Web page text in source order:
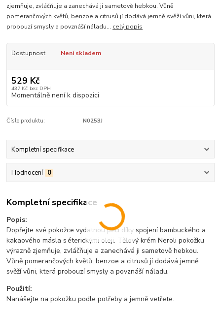
zjemňuje, zvláčňuje a zanechává ji sametově hebkou. Vůně
pomerančových květů, benzoe a citrusů jí dodává jemně svěží vůni, která
probouzí smysly a povznáší náladu... celý popis
Dostupnost Není skladem
529 Kč
437 Kč bez DPH
Momentálně není k dispozici
Číslo produktu: N0253J
Kompletní specifikace
Hodnocení 0
Kompletní specifikace
Popis:
Dopřejte své pokožce vydatnou péči díky spojení bambuckého a
kakaového másla s éterickými oleji. Tělový krém Neroli pokožku
výrazně zjemňuje, zvláčňuje a zanechává ji sametově hebkou.
Vůně pomerančových květů, benzoe a citrusů jí dodává jemně
svěží vůni, která probouzí smysly a povznáší náladu.
Použití:
Nanášejte na pokožku podle potřeby a jemně vetřete.